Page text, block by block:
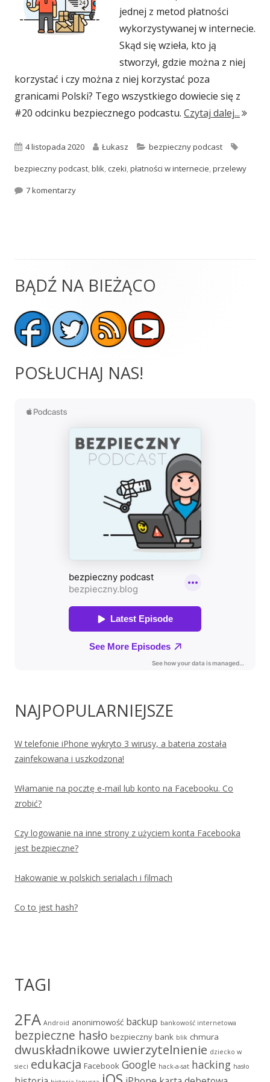
jednej z metod płatności
wykorzystywanej w internecie.
Skąd się wzieła, kto ją
stworzył, gdzie można z niej
korzystać i czy można z niej korzystać poza
granicami Polski? Tego wszystkiego dowiecie się z
#20 odcinku bezpiecznego podcastu. Czytaj dalej...
Opublikowano
4 listopada 2020 Autor
Łukasz Kategorie
bezpieczny podcast
bezpieczny podcast,blik, czeki,płatności w internecie,przelewy
7 komentarzydo #020: BLIK
Główny
panel
boczny
BĄDŹ NA BIEŻĄCO
POSŁUCHAJ NAS!
NAJPOPULARNIEJSZE
W telefonie iPhone wykryto 3 wirusy, a bateria została
zainfekowana i uszkodzona!
Włamanie na pocztę e-mail lub konto na Facebooku. Co
zrobić?
Czy logowanie na inne strony z użyciem konta Facebooka
jest bezpieczne?
Hakowanie w polskich serialach i filmach
Co to jest hash?
TAGI
2FA Android anonimowość backup bankowość internetowa
bezpieczne hasło bezpieczny bank blik chmura
dwuskładnikowe uwierzytelnienie dziecko w
sieci edukacja Facebook Google hack-a-sat hacking hasło